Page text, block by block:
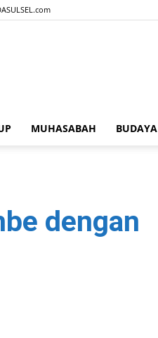
MUHASABAH BUDAYA
dengan